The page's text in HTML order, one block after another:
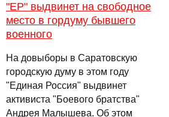
"ЕР" выдвинет на свободное
место в гордуму бывшего
военного
На довыборы в Саратовскую
городскую думу в этом году
"Единая Россия" выдвинет
активиста "Боевого братства"
Андрея Малышева. Об этом